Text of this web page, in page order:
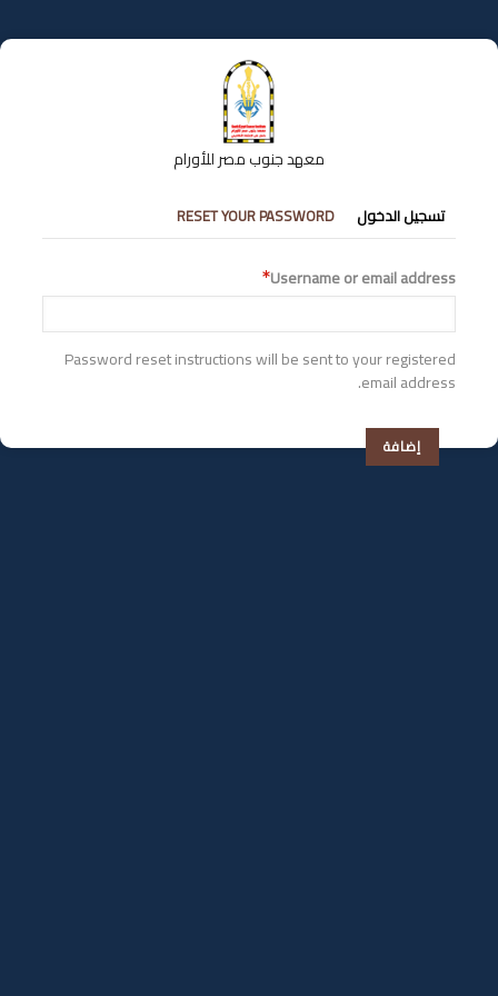
إلى
المحتوى
معهد جنوب مصر للأورام
التبويبات
الأساسية
تسجيل الدخول RESET YOUR PASSWORD
Username or email address
Password reset instructions will be sent to your registered
email address.